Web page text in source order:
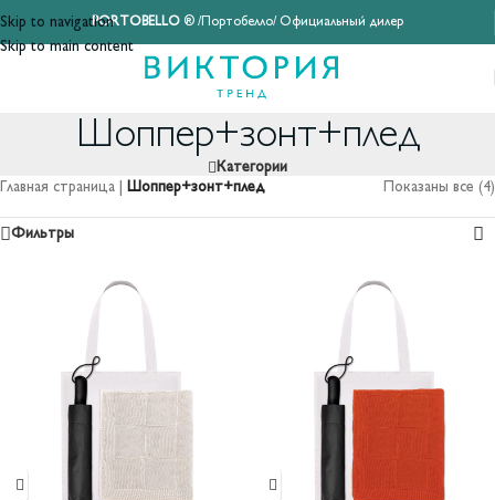
Skip to navigation
Skip to main content
PORTOBELLO® /Портобелло/ Официальный дилер
Шоппер+зонт+плед
Категории
Главная страница
Шоппер+зонт+плед Показаны все (4)
Фильтры